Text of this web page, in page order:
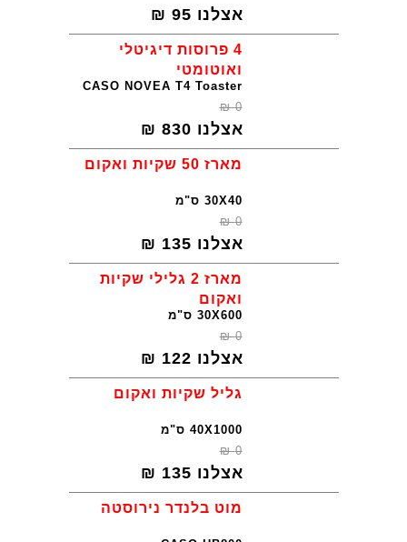
אצלנו 95
₪
4 פרוסות דיגיטלי
ואוטומטי
CASO NOVEA T4 Toaster
0
₪
אצלנו 830
₪
מארז 50 שקיות ואקום
30X40 ס"מ
0
₪
אצלנו 135
₪
מארז 2 גלילי שקיות
ואקום
30X600 ס"מ
0
₪
אצלנו 122
₪
גליל שקיות ואקום
40X1000 ס"מ
0
₪
אצלנו 135
₪
מוט בלנדר נירוסטה